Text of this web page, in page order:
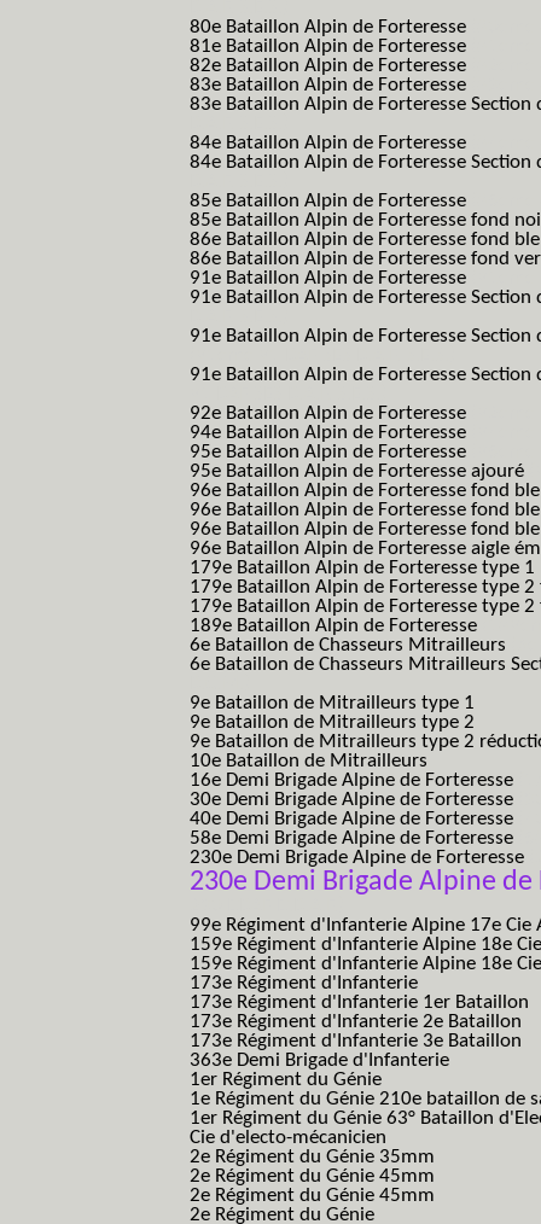
80e Bataillon Alpin de Forteresse
81e Bataillon Alpin de Forteresse
82e Bataillon Alpin de Forteresse
83e Bataillon Alpin de Forteresse
83e Bataillon Alpin de Forteresse
84e Bataillon Alpin de Forteresse
84e Bataillon Alpin de Forteresse
85e Bataillon Alpin de Forteresse
85e Bataillon Alpin de Forteresse fond
86e Bataillon Alpin de Forteresse fond
86e Bataillon Alpin de Forteresse fond
91e Bataillon Alpin de Forteresse
91e Bataillon Alpin de Forteresse
91e Bataillon Alpin de Forteresse
91e Bataillon Alpin de Forteresse
92e Bataillon Alpin de Forteresse
94e Bataillon Alpin de Forteresse
95e Bataillon Alpin de Forteresse
95e Bataillon Alpin de Forteresse ajouré
96e Bataillon Alpin de Forteresse fond
96e Bataillon Alpin de Forteresse fond
96e Bataillon Alpin de Forteresse fond
96e Bataillon Alpin de Forteresse aigle
179e Bataillon Alpin de Forteresse type 1
179e Bataillon Alpin de Forteresse type
179e Bataillon Alpin de Forteresse type
189e Bataillon Alpin de Forteresse
6e Bataillon de Chasseurs Mitrailleurs
6e Bataillon de Chasseurs Mitrailleurs
9e Bataillon de Mitrailleurs type 1
9e Bataillon de Mitrailleurs type 2
9e Bataillon de Mitrailleurs type 2
10e Bataillon de Mitrailleurs
16e Demi Brigade Alpine de Forteresse
30e Demi Brigade Alpine de Forteresse
40e Demi Brigade Alpine de Forteresse
58e Demi Brigade Alpine de Forteresse
230e Demi Brigade Alpine de Forteresse
230e Demi Brigade Alpine
99e Régiment d'Infanterie Alpine 17e
159e Régiment d'Infanterie Alpine 18e
159e Régiment d'Infanterie Alpine 18e
173e Régiment d'Infanterie
173e Régiment d'Infanterie 1er Bataillon
173e Régiment d'Infanterie 2e Bataillon
173e Régiment d'Infanterie 3e Bataillon
363e Demi Brigade d'Infanterie
1er Régiment du Génie
1e Régiment du Génie 210e bataillon de
1er Régiment du Génie 63° Bataillon
Cie d'electo-mécanicien
2e Régiment du Génie 35mm
2e Régiment du Génie 45mm
2e Régiment du Génie 45mm
2e Régiment du Génie